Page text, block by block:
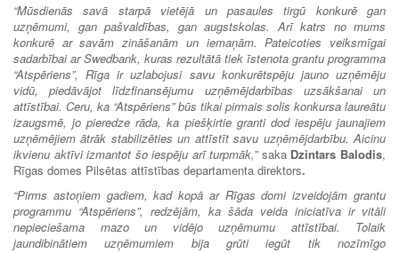
“Mūsdienās savā starpā vietējā un pasaules tirgū konkurē gan
uzņēmumi, gan pašvaldības, gan augstskolas. Arī katrs no mums
konkurē ar savām zināšanām un iemaņām. Pateicoties veiksmīgai
sadarbībai ar Swedbank, kuras rezultātā tiek īstenota grantu programma
“Atspēriens”, Rīga ir uzlabojusi savu konkurētspēju jauno uzņēmēju
vidū, piedāvājot līdzfinansējumu uzņēmējdarbības uzsākšanai un
attīstībai. Ceru, ka “Atspēriens” būs tikai pirmais solis konkursa laureātu
izaugsmē, jo pieredze rāda, ka piešķirtie granti dod iespēju jaunajiem
uzņēmējiem ātrāk stabilizēties un attīstīt savu uzņēmējdarbību. Aicinu
ikvienu aktīvi izmantot šo iespēju arī turpmāk,” saka Dzintars Balodis,
Rīgas domes Pilsētas attīstības departamenta direktors.
“Pirms astoņiem gadiem, kad kopā ar Rīgas domi izveidojām grantu
programmu “Atspēriens”, redzējām, ka šāda veida iniciatīva ir vitāli
nepieciešama mazo un vidējo uzņēmumu attīstībai. Tolaik
jaundibinātiem uzņēmumiem bija grūti iegūt tik nozīmīgo